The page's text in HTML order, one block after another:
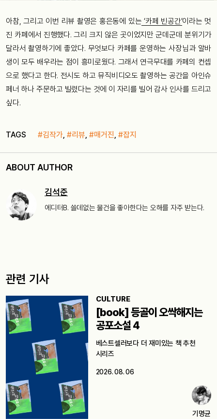
아참,그리고 이번 리뷰 촬영은 홍은동에 있는 ‘카페 빈공간’이라는 멋
진 카페에서 진행했다.그리 크지 않은 곳이었지만 군데군데 분위기가
달라서 촬영하기에 좋았다. 무엇보다 카페를 운영하는 사장님과 알바
생이 모두 배우라는 점이 흥미로웠다. 그래서 연극무대를 카페의 컨셉
으로 했다고 한다. 전시도 하고 뮤직비디오도 촬영하는 공간을 아인슈
페너 하나 주문하고 빌렸다는 것에 이 자리를 빌어 감사 인사를 드리고
싶다.
TAGS #김작가, #리뷰, #매거진, #잡지
ABOUT AUTHOR
김석준
에디터B. 쓸데없는 물건을 좋아한다는 오해를 자주 받는다.
관련 기사
CULTURE
[book] 등골이 오싹해지는
공포소설 4
베스트셀러보다 더 재미있는 책 추천
시리즈
2026. 08. 06
기명균